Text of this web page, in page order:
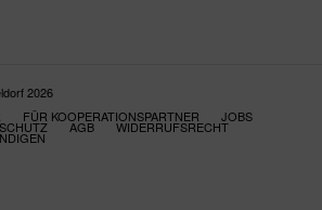
2026
FÜR KOOPERATIONSPARTNER JOBS
AGB WIDERRUFSRECHT